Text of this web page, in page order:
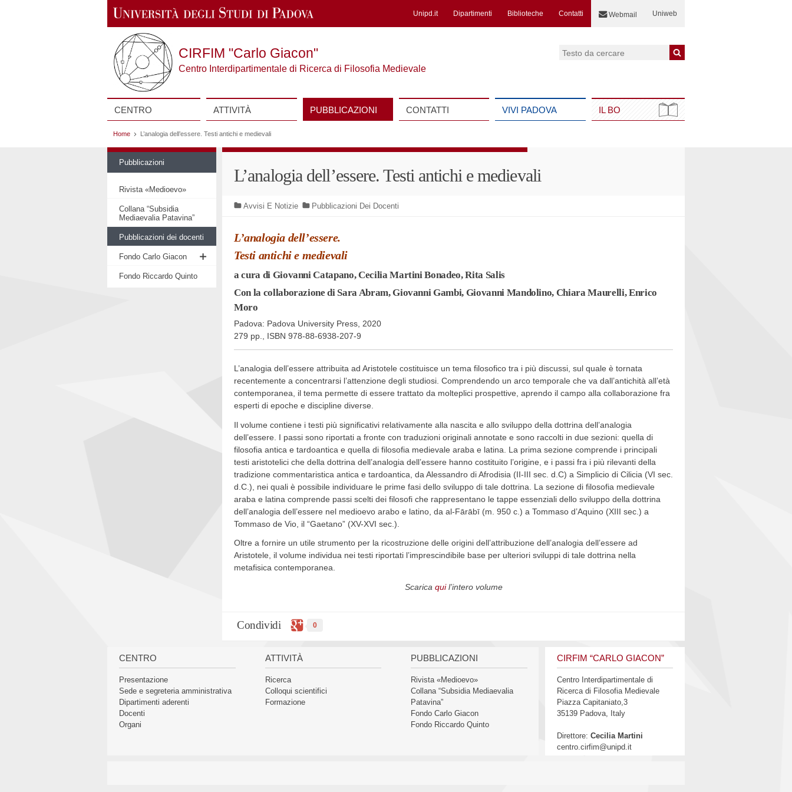
Webmail Uniweb
Unipd.it Dipartimenti Biblioteche Contatti
CIRFIM "Carlo Giacon"
Centro Interdipartimentale di Ricerca di Filosofia Medievale
Cerca:
Vai al contenuto
CENTRO ATTIVITÀ PUBBLICAZIONI CONTATTI VIVI PADOVA IL BO
Home L’analogia dell’essere. Testi antichi e medievali
L’analogia dell’essere. Testi antichi e medievali
Avvisi E Notizie Pubblicazioni Dei Docenti
L’analogia dell’essere.
Testi antichi e medievali
a cura di Giovanni Catapano, Cecilia Martini Bonadeo, Rita Salis
Con la collaborazione di Sara Abram, Giovanni Gambi, Giovanni Mandolino, Chiara Maurelli, Enrico
Moro
Padova: Padova University Press, 2020
279 pp., ISBN 978-88-6938-207-9
L’analogia dell’essere attribuita ad Aristotele costituisce un tema filosofico tra i più discussi, sul quale è tornata
recentemente a concentrarsi l’attenzione degli studiosi. Comprendendo un arco temporale che va dall’antichità all’età
contemporanea, il tema permette di essere trattato da molteplici prospettive, aprendo il campo alla collaborazione fra
esperti di epoche e discipline diverse.
Il volume contiene i testi più significativi relativamente alla nascita e allo sviluppo della dottrina dell’analogia
dell’essere. I passi sono riportati a fronte con traduzioni originali annotate e sono raccolti in due sezioni: quella di
filosofia antica e tardoantica e quella di filosofia medievale araba e latina. La prima sezione comprende i principali
testi aristotelici che della dottrina dell’analogia dell’essere hanno costituito l’origine, e i passi fra i più rilevanti della
tradizione commentaristica antica e tardoantica, da Alessandro di Afrodisia (II-III sec. d.C) a Simplicio di Cilicia (VI sec.
d.C.), nei quali è possibile individuare le prime fasi dello sviluppo di tale dottrina. La sezione di filosofia medievale
araba e latina comprende passi scelti dei filosofi che rappresentano le tappe essenziali dello sviluppo della dottrina
dell’analogia dell’essere nel medioevo arabo e latino, da al-Fārābī (m. 950 c.) a Tommaso d’Aquino (XIII sec.) a
Tommaso de Vio, il “Gaetano” (XV-XVI sec.).
Oltre a fornire un utile strumento per la ricostruzione delle origini dell’attribuzione dell’analogia dell’essere ad
Aristotele, il volume individua nei testi riportati l’imprescindibile base per ulteriori sviluppi di tale dottrina nella
metafisica contemporanea.
Scarica quil’intero volume
Condividi 0
Pubblicazioni
Rivista «Medioevo»
Collana “Subsidia
Mediaevalia Patavina”
Pubblicazioni dei docenti
Fondo Carlo Giacon
Opere di Carlo Giacon
Fondo Riccardo Quinto
CENTRO
Presentazione
Sede e segreteria amministrativa
Dipartimenti aderenti
Docenti
Organi
ATTIVITÀ
Ricerca
Colloqui scientifici
Formazione
PUBBLICAZIONI
Rivista «Medioevo»
Collana “Subsidia Mediaevalia
Patavina”
Fondo Carlo Giacon
Fondo Riccardo Quinto
CIRFIM “CARLO GIACON”
Centro Interdipartimentale di
Ricerca di Filosofia Medievale
Piazza Capitaniato,3
35139 Padova, Italy
Direttore: Cecilia Martini
centro.cirfim@unipd.it